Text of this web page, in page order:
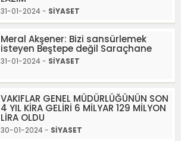
31-01-2024 - SİYASET
Meral Akşener: Bizi sansürlemek
isteyen Beştepe değil Saraçhane
31-01-2024 - SİYASET
VAKIFLAR GENEL MÜDÜRLÜĞÜNÜN SON
4 YIL KİRA GELİRİ 6 MİLYAR 129 MİLYON
LİRA OLDU
30-01-2024 - SİYASET